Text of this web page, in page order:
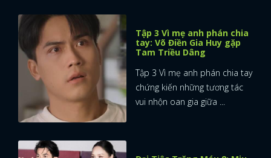
Tập 3 Vì mẹ anh phán chia
tay: Võ Điền Gia Huy gặp
Tam Triều Dâng
Tập 3 Vì mẹ anh phán chia tay
chứng kiến những tương tác
vui nhộn oan gia giữa ...